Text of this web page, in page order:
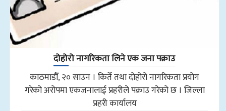
दोहोरो नागरिकता लिने एक जना पक्राउ
काठमाडौँ, २० साउन । किर्ते तथा दोहोरो नागरिकता प्रयोग
गरेको अरोपमा एकजनालाई प्रहरीले पक्राउ गरेको छ । जिल्ला
प्रहरी कार्यालय